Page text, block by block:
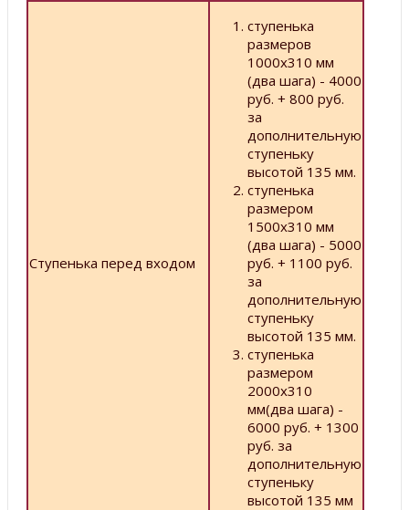
Ступенька перед входом
ступенька
размеров
1000х310 мм
(два шага) - 4000
руб. + 800 руб.
за
дополнительную
ступеньку
высотой 135 мм.
ступенька
размером
1500х310 мм
(два шага) - 5000
руб. + 1100 руб.
за
дополнительную
ступеньку
высотой 135 мм.
ступенька
размером
2000х310
мм(два шага) -
6000 руб. + 1300
руб. за
дополнительную
ступеньку
высотой 135 мм